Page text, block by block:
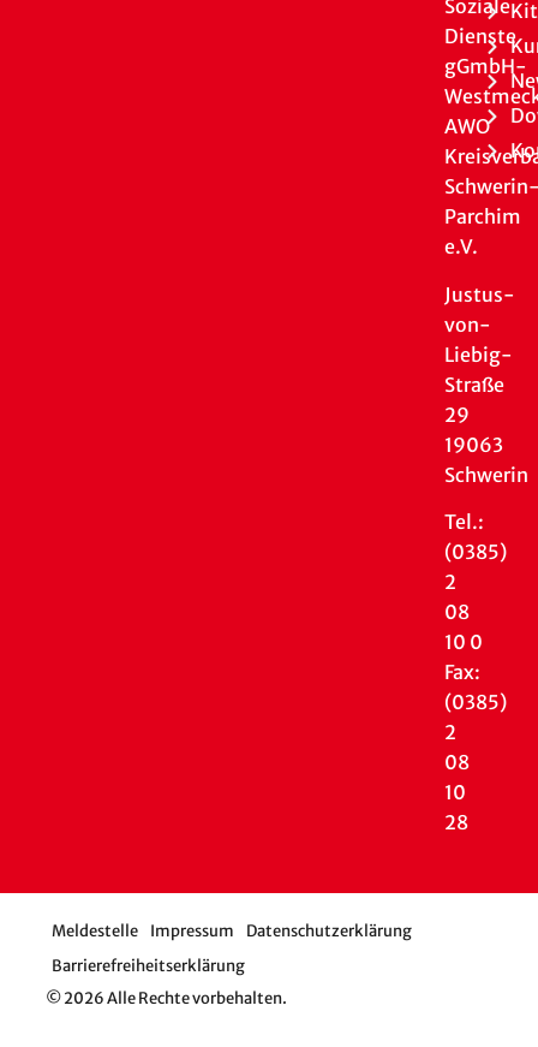
Soziale
Dienste
gGmbH-
AWO
Parchim
e.V.
Justus-
von-
Liebig-
Straße
29
19063
Schwerin
Tel.:
(0385)
2
08
10 0
Fax:
(0385)
2
08
10
28
© 2026 Alle Rechte vorbehalten.
Meldestelle Impressum
Datenschutzerklärung
Barrierefreiheitserklärung